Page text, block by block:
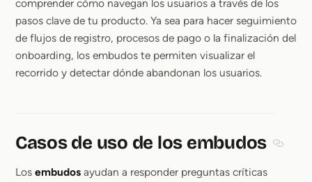
comprender cómo navegan los usuarios a través de los
pasos clave de tu producto. Ya sea para hacer seguimiento
de flujos de registro, procesos de pago o la finalización del
onboarding, los embudos te permiten visualizar el
recorrido y detectar dónde abandonan los usuarios.
Casos de uso de los embudos
Los embudos ayudan a responder preguntas críticas